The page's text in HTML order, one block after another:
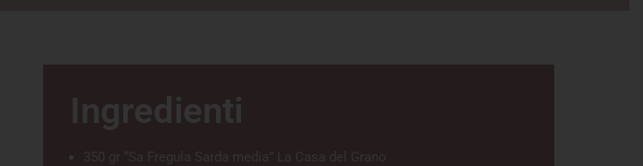
Ingredienti
350 gr “Sa Fregula Sarda media” La Casa del Grano